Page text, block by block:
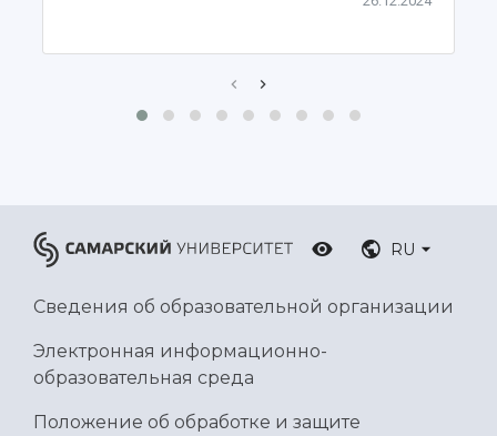
Сведения об образовательной организации
RU
Сведения об образовательной организации
Электронная информационно-
образовательная среда
Положение об обработке и защите